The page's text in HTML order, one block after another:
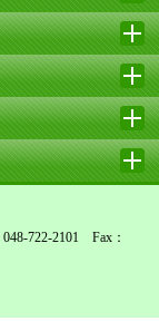
722-2101 Fax：